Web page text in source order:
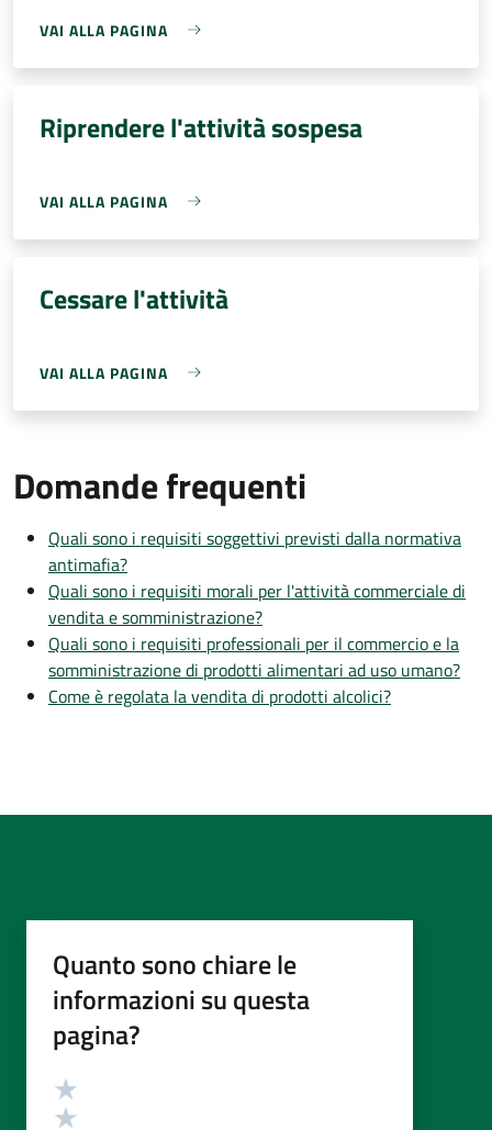
VAI ALLA PAGINA
Riprendere l'attività sospesa
VAI ALLA PAGINA
Cessare l'attività
VAI ALLA PAGINA
Domande frequenti
Quali sono i requisiti soggettivi previsti dalla normativa
antimafia?
Quali sono i requisiti morali per l'attività commerciale di
vendita e somministrazione?
Quali sono i requisiti professionali per il commercio e la
somministrazione di prodotti alimentari ad uso umano?
Come è regolata la vendita di prodotti alcolici?
Quanto sono chiare le
informazioni su questa
pagina?
Valutazione